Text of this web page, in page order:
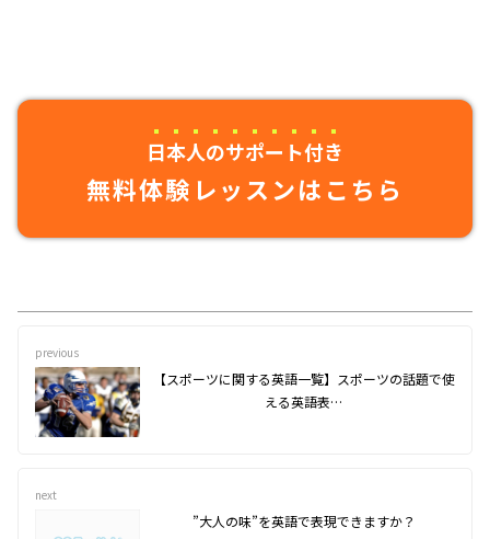
日本人のサポート付き
無料体験レッスンはこちら
previous
【スポーツに関する英語一覧】スポーツの話題で使
える英語表…
next
”大人の味”を英語で表現できますか？